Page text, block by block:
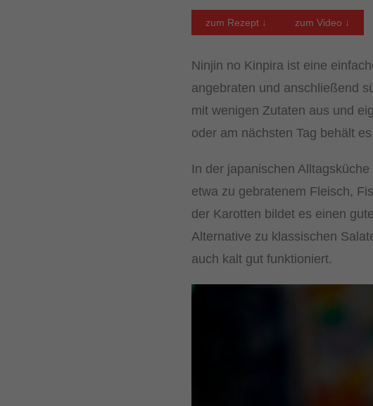
zum Rezept ↓ zum Video ↓
Ninjin no Kinpira ist eine
angebraten und anschließend
mit wenigen Zutaten aus und
oder am nächsten Tag behält
In der japanischen
etwa zu gebratenem Fleisch,
der Karotten bildet es einen
Alternative zu klassischen
auch kalt gut funktioniert.